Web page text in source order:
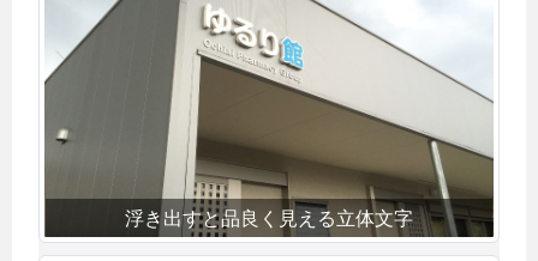
浮き出すと品良く見える立体文字